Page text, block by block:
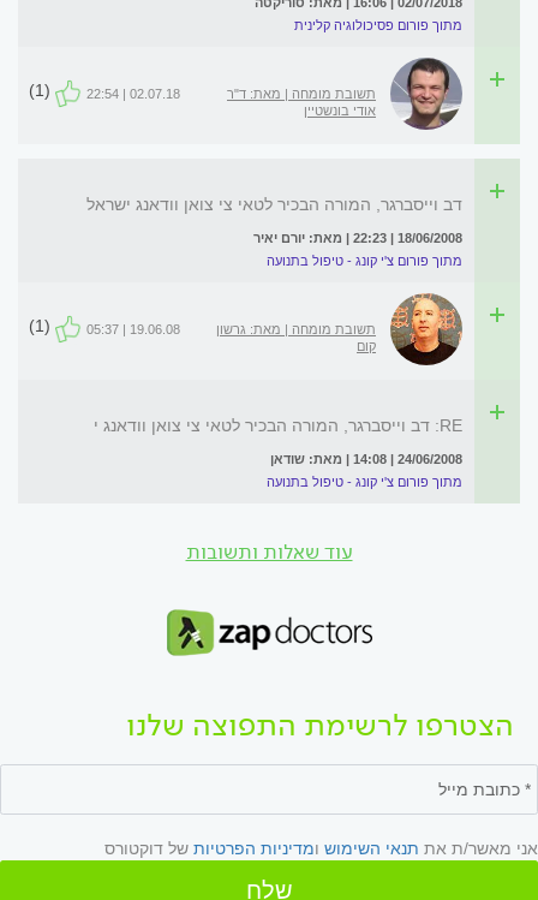
מתוך פורום פסיכולוגיה קלינית
תשובת מומחה | מאת: ד"ר
אודי בונשטיין
02.07.18 | 22:54
(1)
דב וייסברגר, המורה הבכיר לטאי צי צואן וודאנג ישראל
18/06/2008 | 22:23 | מאת: יורם יאיר
מתוך פורום צ'י קונג - טיפול בתנועה
תשובת מומחה | מאת: גרשון
קום
19.06.08 | 05:37
(1)
RE: דב וייסברגר, המורה הבכיר לטאי צי צואן וודאנג י
24/06/2008 | 14:08 | מאת: שודאן
מתוך פורום צ'י קונג - טיפול בתנועה
עוד שאלות ותשובות
הצטרפו לרשימת התפוצה שלנו
אני מאשר/ת את תנאי השימוש ומדיניות הפרטיות של דוקטורס
שלח